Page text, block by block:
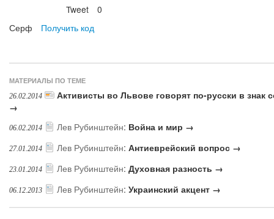
Tweet
0
Серф
Получить код
МАТЕРИАЛЫ ПО ТЕМЕ
26.02.2014
Активисты во Львове говорят по-русски в знак
→
06.02.2014 Лев Рубинштейн: Война и мир →
27.01.2014 Лев Рубинштейн: Антиеврейский вопрос →
23.01.2014 Лев Рубинштейн: Духовная разность →
06.12.2013 Лев Рубинштейн: Украинский акцент →